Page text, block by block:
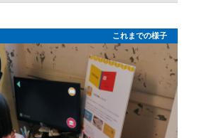
これまでの様子